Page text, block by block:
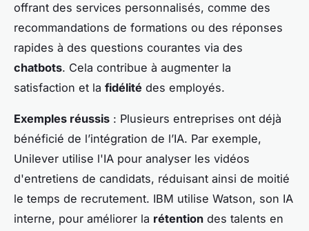
offrant des services personnalisés, comme des
recommandations de formations ou des réponses
rapides à des questions courantes via des
chatbots. Cela contribue à augmenter la
satisfaction et la fidélité des employés.
Exemples réussis : Plusieurs entreprises ont déjà
bénéficié de l’intégration de l’IA. Par exemple,
Unilever utilise l'IA pour analyser les vidéos
d'entretiens de candidats, réduisant ainsi de moitié
le temps de recrutement. IBM utilise Watson, son IA
interne, pour améliorer la rétention des talents en